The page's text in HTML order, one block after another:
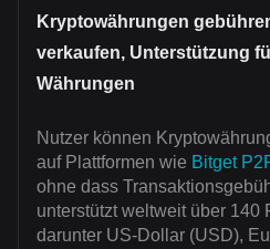
Kryptowährungen
verkaufen, Unterstützung
Währungen
Nutzer können
auf Plattformen wie Bitget
ohne dass
unterstützt weltweit über 140
darunter US-Dollar (USD),